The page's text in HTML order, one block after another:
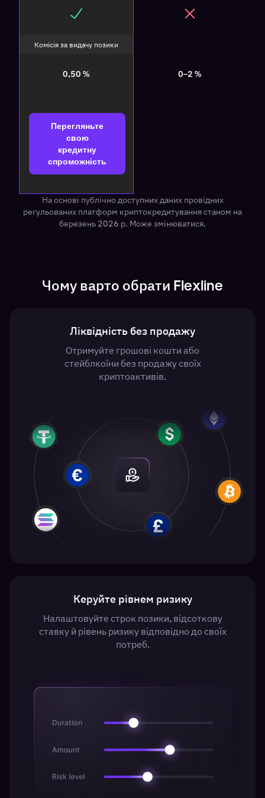
Комісія за видачу позики
0,50 % 0–2 %
Перегляньте
свою
кредитну
спроможність
На основі публічно доступних даних провідних
регульованих платформ криптокредитування станом на
березень 2026 р. Може змінюватися.
Чому варто обрати Flexline
Ліквідність без продажу
Отримуйте грошові кошти або
стейблкоїни без продажу своїх
криптоактивів.
Керуйте рівнем ризику
Налаштовуйте строк позики, відсоткову
ставку й рівень ризику відповідно до своїх
потреб.